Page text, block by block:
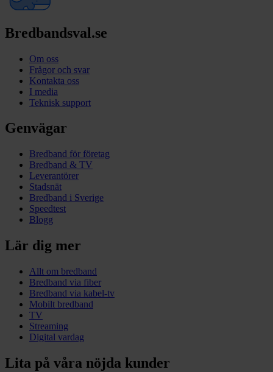
Bredbandsval.se
Om oss
Frågor och svar
Kontakta oss
I media
Teknisk support
Genvägar
Bredband för företag
Bredband & TV
Leverantörer
Stadsnät
Bredband i Sverige
Speedtest
Blogg
Lär dig mer
Allt om bredband
Bredband via fiber
Bredband via kabel-tv
Mobilt bredband
TV
Streaming
Digital vardag
Lita på våra nöjda kunder